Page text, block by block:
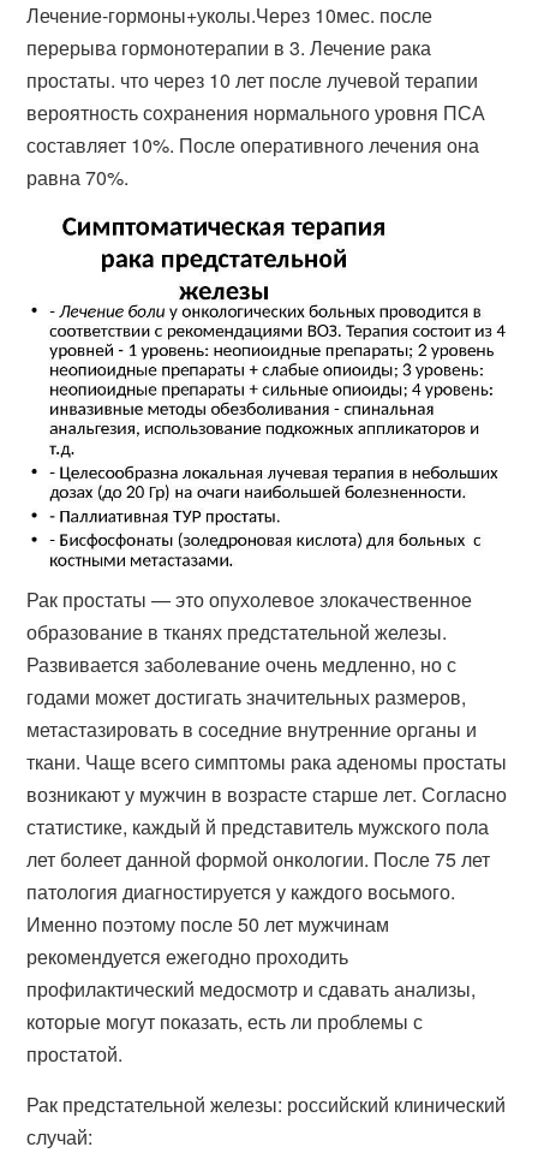
Лечение-гормоны+уколы.Через 10мес. после
перерыва гормонотерапии в 3. Лечение рака
простаты. что через 10 лет после лучевой терапии
вероятность сохранения нормального уровня ПСА
составляет 10%. После оперативного лечения она
равна 70%.
Рак простаты — это опухолевое злокачественное
образование в тканях предстательной железы.
Развивается заболевание очень медленно, но с
годами может достигать значительных размеров,
метастазировать в соседние внутренние органы и
ткани. Чаще всего симптомы рака аденомы простаты
возникают у мужчин в возрасте старше лет. Согласно
статистике, каждый й представитель мужского пола
лет болеет данной формой онкологии. После 75 лет
патология диагностируется у каждого восьмого.
Именно поэтому после 50 лет мужчинам
рекомендуется ежегодно проходить
профилактический медосмотр и сдавать анализы,
которые могут показать, есть ли проблемы с
простатой.
Рак предстательной железы: российский клинический
случай: